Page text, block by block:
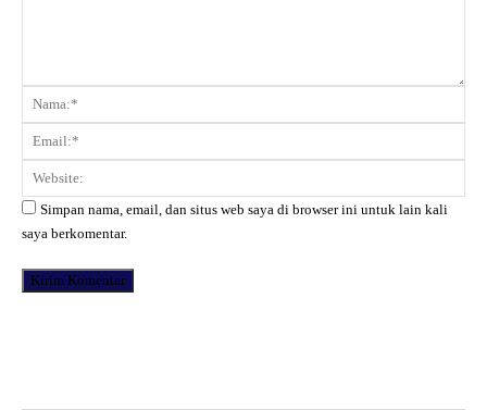
Komentar:
Simpan nama, email, dan situs web saya di browser ini untuk lain kali
saya berkomentar.